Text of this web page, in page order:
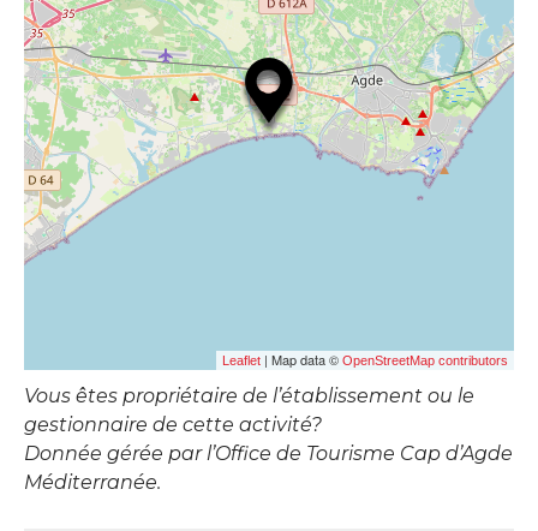
Leaflet | Map data © OpenStreetMap contributors
Vous êtes propriétaire de l’établissement ou le
gestionnaire de cette activité?
Donnée gérée par l’Office de Tourisme Cap d’Agde
Méditerranée.